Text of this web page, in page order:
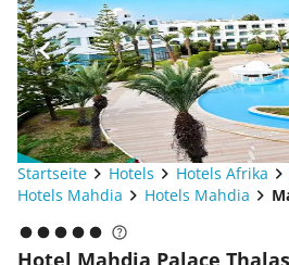
Startseite Hotels Hotels Afrika
Hotels Mahdia
Hotels Mahdia
Hotel Mahdia Palace